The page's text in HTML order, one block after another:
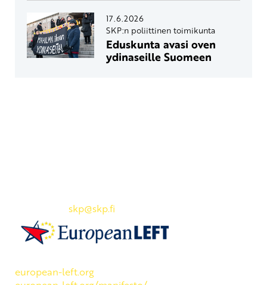
17.6.2026
SKP:n poliittinen toimikunta
Eduskunta avasi oven
ydinaseille Suomeen
skp@skp.fi
european-left.org